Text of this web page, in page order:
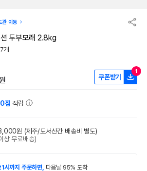
관 이동
두부모래 2.8kg
개
쿠폰받기
1
점 적립
원 (제주/도서산간 배송비 별도)
상 무료배송)
시까지 주문하면, 다음날 95% 도착